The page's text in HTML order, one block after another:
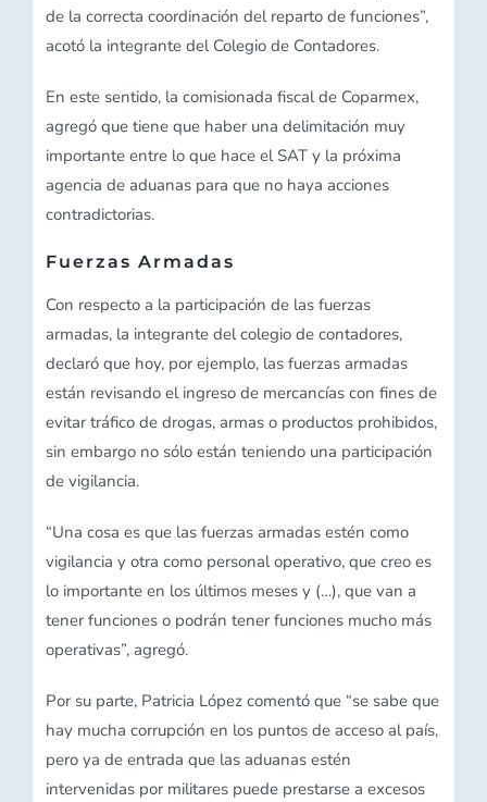
de la correcta coordinación del reparto de funciones”,
acotó la integrante del Colegio de Contadores.
En este sentido, la comisionada fiscal de Coparmex,
agregó que tiene que haber una delimitación muy
importante entre lo que hace el SAT y la próxima
agencia de aduanas para que no haya acciones
contradictorias.
Fuerzas Armadas
Con respecto a la participación de las fuerzas
armadas, la integrante del colegio de contadores,
declaró que hoy, por ejemplo, las fuerzas armadas
están revisando el ingreso de mercancías con fines de
evitar tráfico de drogas, armas o productos prohibidos,
sin embargo no sólo están teniendo una participación
de vigilancia.
“Una cosa es que las fuerzas armadas estén como
vigilancia y otra como personal operativo, que creo es
lo importante en los últimos meses y (…), que van a
tener funciones o podrán tener funciones mucho más
operativas”, agregó.
Por su parte, Patricia López comentó que “se sabe que
hay mucha corrupción en los puntos de acceso al país,
pero ya de entrada que las aduanas estén
intervenidas por militares puede prestarse a excesos